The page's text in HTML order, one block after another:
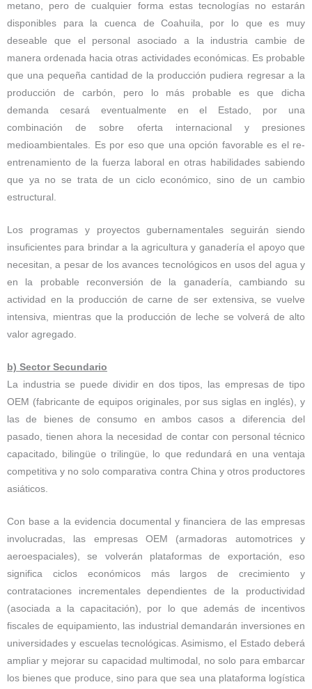
metano, pero de cualquier forma estas tecnologías no estarán
disponibles para la cuenca de Coahuila, por lo que es muy
deseable que el personal asociado a la industria cambie de
manera ordenada hacia otras actividades económicas. Es probable
que una pequeña cantidad de la producción pudiera regresar a la
producción de carbón, pero lo más probable es que dicha
demanda cesará eventualmente en el Estado, por una
combinación de sobre oferta internacional y presiones
medioambientales. Es por eso que una opción favorable es el re-
entrenamiento de la fuerza laboral en otras habilidades sabiendo
que ya no se trata de un ciclo económico, sino de un cambio
estructural.
Los programas y proyectos gubernamentales seguirán siendo
insuficientes para brindar a la agricultura y ganadería el apoyo que
necesitan, a pesar de los avances tecnológicos en usos del agua y
en la probable reconversión de la ganadería, cambiando su
actividad en la producción de carne de ser extensiva, se vuelve
intensiva, mientras que la producción de leche se volverá de alto
valor agregado.
b) Sector Secundario
La industria se puede dividir en dos tipos, las empresas de tipo
OEM (fabricante de equipos originales, por sus siglas en inglés), y
las de bienes de consumo en ambos casos a diferencia del
pasado, tienen ahora la necesidad de contar con personal técnico
capacitado, bilingüe o trilingüe, lo que redundará en una ventaja
competitiva y no solo comparativa contra China y otros productores
asiáticos.
Con base a la evidencia documental y financiera de las empresas
involucradas, las empresas OEM (armadoras automotrices y
aeroespaciales), se volverán plataformas de exportación, eso
significa ciclos económicos más largos de crecimiento y
contrataciones incrementales dependientes de la productividad
(asociada a la capacitación), por lo que además de incentivos
fiscales de equipamiento, las industrial demandarán inversiones en
universidades y escuelas tecnológicas. Asimismo, el Estado deberá
ampliar y mejorar su capacidad multimodal, no solo para embarcar
los bienes que produce, sino para que sea una plataforma logística